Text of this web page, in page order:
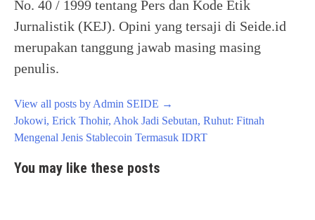
No. 40 / 1999 tentang Pers dan Kode Etik
Jurnalistik (KEJ). Opini yang tersaji di Seide.id
merupakan tanggung jawab masing masing
penulis.
View all posts by Admin SEIDE →
Post
navigation
Jokowi, Erick Thohir, Ahok Jadi Sebutan, Ruhut: Fitnah
Mengenal Jenis Stablecoin Termasuk IDRT
You may like these posts